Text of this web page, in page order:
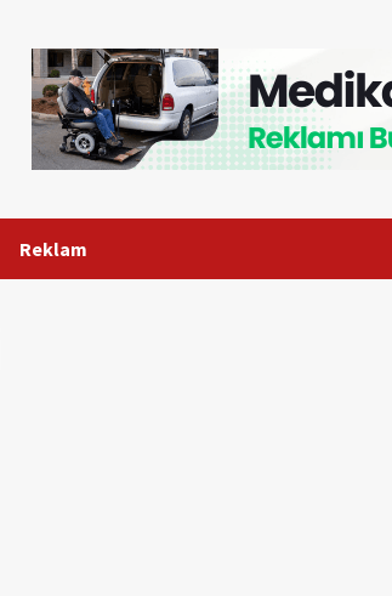
Reklam